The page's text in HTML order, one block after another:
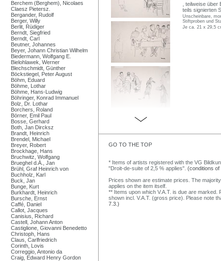
Berchem (Berghem), Nicolaes
Claesz Pietersz.
Bergander, Rudolf
Berger, Willy
Berlit, Rüdiger
Berndt, Siegfried
Berndt, Carl
Beutner, Johannes
Beyer, Johann Christian Wilhelm
Biedermann, Wolfgang E.
Bielohlawek, Werner
Blechschmidt, Günther
Böckstiegel, Peter August
Böhm, Eduard
Böhme, Lothar
Böhme, Hans-Ludwig
Böhringer, Konrad Immanuel
Bolz, Dr. Lothar
Borchers, Roland
Börner, Emil Paul
Bosse, Gerhard
Both, Jan Dircksz
Brandt, Heinrich
Brendel, Michael
Breyer, Robert
Brockhage, Hans
Bruchwitz, Wolfgang
Brueghel d.Ä., Jan
Brühl, Graf Heinrich von
Buchholz, Karl
Buck, Jan
Bunge, Kurt
Burkhardt, Heinrich
Bursche, Ernst
Caffé, Daniel
Callot, Jacques
Canisius, Richard
Castell, Johann Anton
Castiglione, Giovanni Benedetto
Christoph, Hans
Claus, Carlfriedrich
Corinth, Lovis
Correggio, Antonio da
Craig, Edward Henry Gordon
, teilweise
teils signierten
Unscheinbare,
Stiftproben und
Je ca. 21 x 29,5
GO TO THE TOP
* Items of artists registered with the VG
"Droit-de-suite of 2,5 % applies". (conditions of
Prices shown are estimate prices. The
applies on the item itself.
** Items upon which V.A.T. is due are
shown incl. V.A.T. (gross price). Please note
7.3.)